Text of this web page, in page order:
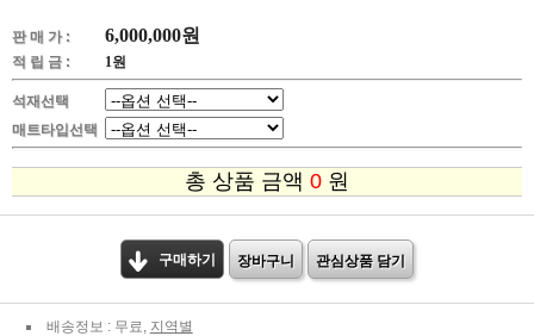
판 매 가 : 6,000,000원
적 립 금 : 1원
석재선택
매트타입선택
총 상품 금액 0 원
구매하기 장바구니 관심상품 담기
배송정보 : 무료, 지역별